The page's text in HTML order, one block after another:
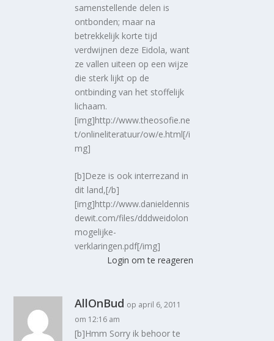
samenstellende delen is
ontbonden; maar na
betrekkelijk korte tijd
verdwijnen deze Eidola, want
ze vallen uiteen op een wijze
die sterk lijkt op de
ontbinding van het stoffelijk
lichaam.
[img]http://www.theosofie.ne
t/onlineliteratuur/ow/e.html[/i
mg]
[b]Deze is ook interrezand in
dit land,[/b]
[img]http://www.danieldennis
dewit.com/files/dddweidolon
mogelijke-
verklaringen.pdf[/img]
Login om te reageren
AllOnBud op april 6, 2011
om 12:16 am
[b]Hmm Sorry ik behoor te